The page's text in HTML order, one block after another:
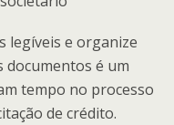
legíveis e organize
documentos é um
tempo no processo
de crédito.